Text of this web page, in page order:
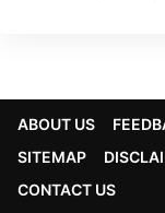
ABOUT US
SITEMAP
CONTACT US